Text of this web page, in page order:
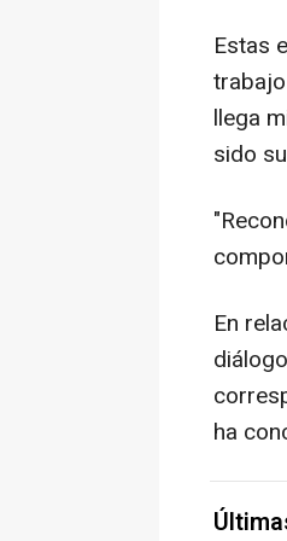
Estas
llega
sido
En
ha